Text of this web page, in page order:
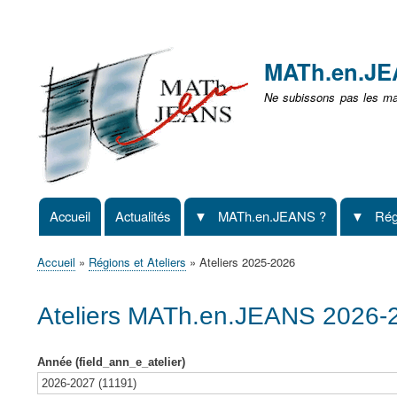
non
identifié
Ne subissons pas les
Navigation
principale
Accueil Actualités MATh.en.JEANS ?
d'Ariane
Accueil Régions et Ateliers Ateliers 2025-2026
Ateliers MATh.en.JEANS 2026-
Année (field_ann_e_atelier)